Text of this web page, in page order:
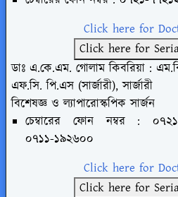
Click here for
Click here for
ডাঃ এ.কে.এম. গোলাম কিবরিয়া :
এফ.সি. পি.এস (সার্জারী), সার্জারী
বিশেষজ্ঞ ও ল্যাপারোস্কপিক সার্জন
চেম্বারের ফোন নম্বর :
০৭১১-১৯২৬০০
Click here for
Click here for